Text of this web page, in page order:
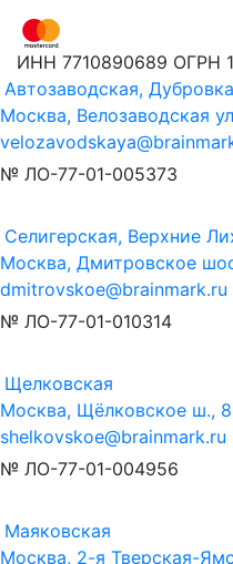
ИНН 7710890689 ОГРН
Автозаводская, Дубровка
Москва, Велозаводская
№ ЛО-77-01-005373
Селигерская, Верхние
Москва, Дмитровское
dmitrovskoe@brainmark.ru
№ ЛО-77-01-010314
Щелковская
Москва, Щёлковское ш.,
shelkovskoe@brainmark.ru
№ ЛО-77-01-004956
Маяковская
Москва, 2-я Тверская-